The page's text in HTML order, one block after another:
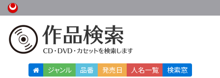
ジャンル 品番 発売日 人名一覧 検索窓